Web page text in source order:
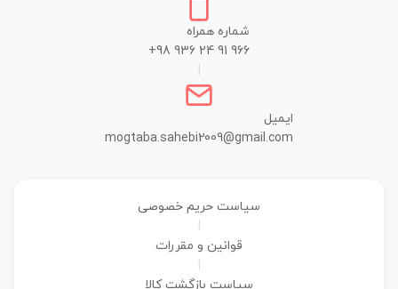
شماره همراه
+98 936 24 91 966
ایمیل
mogtaba.sahebi2009@gmail.com
سیاست حریم خصوصی
قوانین و مقررات
سیاست بازگشت کالا